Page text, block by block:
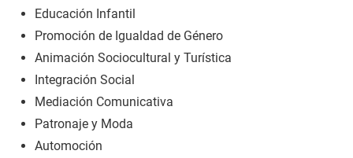
Educación Infantil
Promoción de Igualdad de Género
Animación Sociocultural y Turística
Integración Social
Mediación Comunicativa
Patronaje y Moda
Automoción